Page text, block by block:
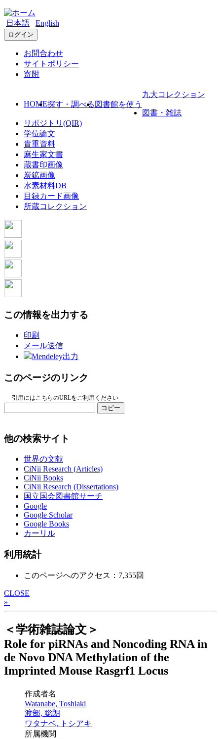
日本語 English
ログイン
お問合わせ
サイトポリシー
寄附
HOME探す・調べる 図書館を使う
九大コレクション
図書・雑誌
リポジトリ(QIR)
学位論文
貴重資料
麻生家文書
蔵書印画像
炭鉱画像
水素材料DB
目録カード画像
所蔵コレクション
この情報を出力する
印刷
メール送信
Mendeley出力
このページのリンク
引用にはこちらのURLをご利用ください
コピー
他の検索サイト
世界の文献
CiNii Research (Articles)
CiNii Books
CiNii Research (Dissertations)
国立国会図書館サーチ
Google
Google Scholar
Google Books
カーリル
利用統計
このページへのアクセス：7,355回
CLOSE
»
＜学術雑誌論文＞
Role for piRNAs and Noncoding RNA in
de Novo DNA Methylation of the
Imprinted Mouse Rasgrf1 Locus
作成者名
Watanabe, Toshiaki
渡部, 聡朗
ワタナベ, トシアキ
所属機関